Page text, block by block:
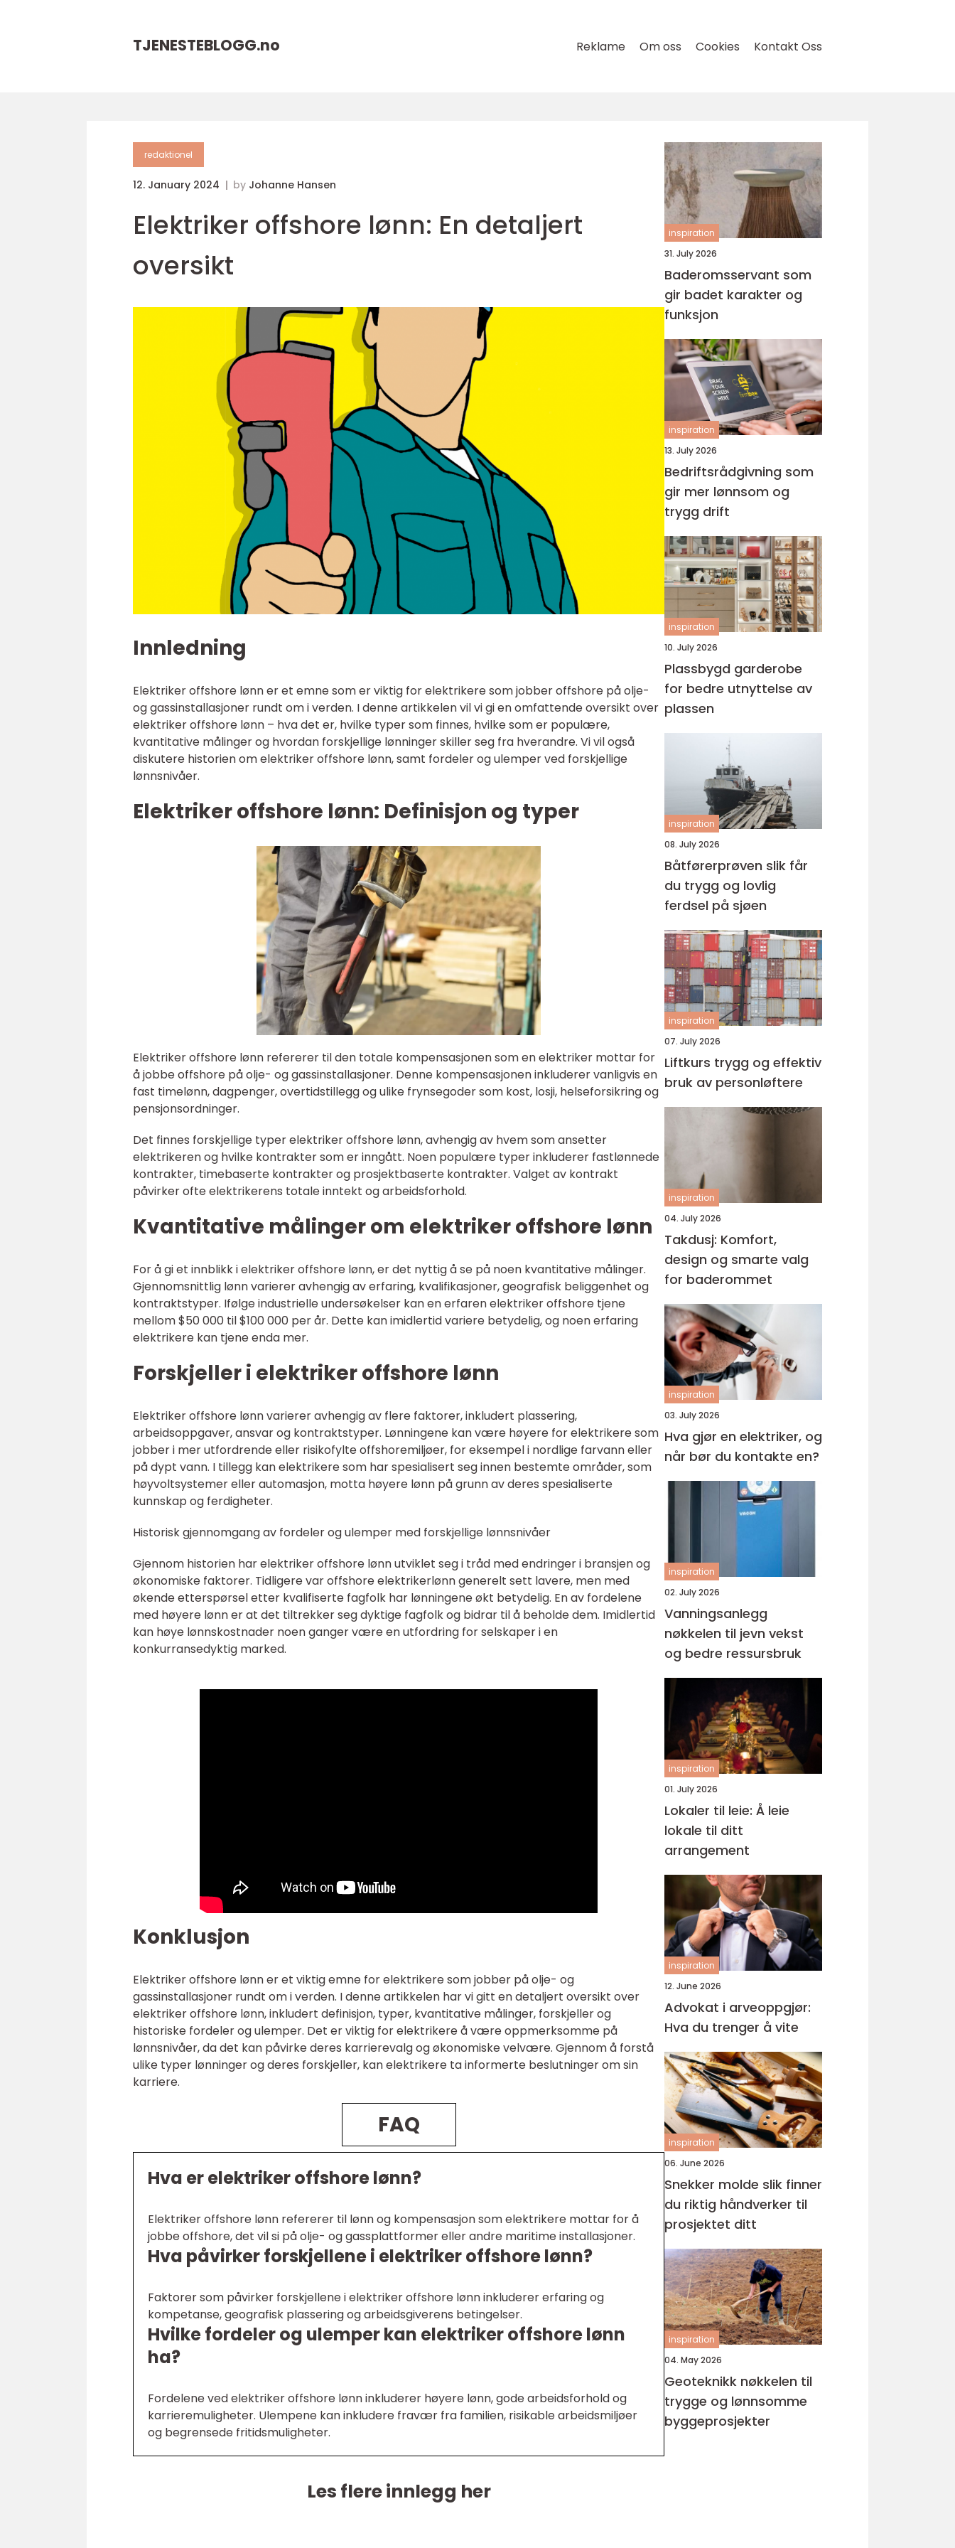
TJENESTEBLOGG.no Reklame Om oss Cookies Kontakt Oss
redaktionel
12. January 2024 by Johanne Hansen
Elektriker offshore lønn: En detaljert
oversikt
Innledning
Elektriker offshore lønn er et emne som er viktig for elektrikere som jobber offshore på olje-
og gassinstallasjoner rundt om i verden. I denne artikkelen vil vi gi en omfattende oversikt over
elektriker offshore lønn – hva det er, hvilke typer som finnes, hvilke som er populære,
kvantitative målinger og hvordan forskjellige lønninger skiller seg fra hverandre. Vi vil også
diskutere historien om elektriker offshore lønn, samt fordeler og ulemper ved forskjellige
lønnsnivåer.
Elektriker offshore lønn: Definisjon og typer
Elektriker offshore lønn refererer til den totale kompensasjonen som en elektriker mottar for
å jobbe offshore på olje- og gassinstallasjoner. Denne kompensasjonen inkluderer vanligvis en
fast timelønn, dagpenger, overtidstillegg og ulike frynsegoder som kost, losji, helseforsikring og
pensjonsordninger.
Det finnes forskjellige typer elektriker offshore lønn, avhengig av hvem som ansetter
elektrikeren og hvilke kontrakter som er inngått. Noen populære typer inkluderer fastlønnede
kontrakter, timebaserte kontrakter og prosjektbaserte kontrakter. Valget av kontrakt
påvirker ofte elektrikerens totale inntekt og arbeidsforhold.
Kvantitative målinger om elektriker offshore lønn
For å gi et innblikk i elektriker offshore lønn, er det nyttig å se på noen kvantitative målinger.
Gjennomsnittlig lønn varierer avhengig av erfaring, kvalifikasjoner, geografisk beliggenhet og
kontraktstyper. Ifølge industrielle undersøkelser kan en erfaren elektriker offshore tjene
mellom $50 000 til $100 000 per år. Dette kan imidlertid variere betydelig, og noen erfaring
elektrikere kan tjene enda mer.
Forskjeller i elektriker offshore lønn
Elektriker offshore lønn varierer avhengig av flere faktorer, inkludert plassering,
arbeidsoppgaver, ansvar og kontraktstyper. Lønningene kan være høyere for elektrikere som
jobber i mer utfordrende eller risikofylte offshoremiljøer, for eksempel i nordlige farvann eller
på dypt vann. I tillegg kan elektrikere som har spesialisert seg innen bestemte områder, som
høyvoltsystemer eller automasjon, motta høyere lønn på grunn av deres spesialiserte
kunnskap og ferdigheter.
Historisk gjennomgang av fordeler og ulemper med forskjellige lønnsnivåer
Gjennom historien har elektriker offshore lønn utviklet seg i tråd med endringer i bransjen og
økonomiske faktorer. Tidligere var offshore elektrikerlønn generelt sett lavere, men med
økende etterspørsel etter kvalifiserte fagfolk har lønningene økt betydelig. En av fordelene
med høyere lønn er at det tiltrekker seg dyktige fagfolk og bidrar til å beholde dem. Imidlertid
kan høye lønnskostnader noen ganger være en utfordring for selskaper i en
konkurransedyktig marked.
Konklusjon
Elektriker offshore lønn er et viktig emne for elektrikere som jobber på olje- og
gassinstallasjoner rundt om i verden. I denne artikkelen har vi gitt en detaljert oversikt over
elektriker offshore lønn, inkludert definisjon, typer, kvantitative målinger, forskjeller og
historiske fordeler og ulemper. Det er viktig for elektrikere å være oppmerksomme på
lønnsnivåer, da det kan påvirke deres karrierevalg og økonomiske velvære. Gjennom å forstå
ulike typer lønninger og deres forskjeller, kan elektrikere ta informerte beslutninger om sin
karriere.
FAQ
Hva er elektriker offshore lønn?
Elektriker offshore lønn refererer til lønn og kompensasjon som elektrikere mottar for å
jobbe offshore, det vil si på olje- og gassplattformer eller andre maritime installasjoner.
Hva påvirker forskjellene i elektriker offshore lønn?
Faktorer som påvirker forskjellene i elektriker offshore lønn inkluderer erfaring og
kompetanse, geografisk plassering og arbeidsgiverens betingelser.
Hvilke fordeler og ulemper kan elektriker offshore lønn
ha?
Fordelene ved elektriker offshore lønn inkluderer høyere lønn, gode arbeidsforhold og
karrieremuligheter. Ulempene kan inkludere fravær fra familien, risikable arbeidsmiljøer
og begrensede fritidsmuligheter.
Les flere innlegg her
inspiration
31. July 2026
Baderomsservant som
gir badet karakter og
funksjon
inspiration
13. July 2026
Bedriftsrådgivning som
gir mer lønnsom og
trygg drift
inspiration
10. July 2026
Plassbygd garderobe
for bedre utnyttelse av
plassen
inspiration
08. July 2026
Båtførerprøven slik får
du trygg og lovlig
ferdsel på sjøen
inspiration
07. July 2026
Liftkurs trygg og effektiv
bruk av personløftere
inspiration
04. July 2026
Takdusj: Komfort,
design og smarte valg
for baderommet
inspiration
03. July 2026
Hva gjør en elektriker, og
når bør du kontakte en?
inspiration
02. July 2026
Vanningsanlegg
nøkkelen til jevn vekst
og bedre ressursbruk
inspiration
01. July 2026
Lokaler til leie: Å leie
lokale til ditt
arrangement
inspiration
12. June 2026
Advokat i arveoppgjør:
Hva du trenger å vite
inspiration
06. June 2026
Snekker molde slik finner
du riktig håndverker til
prosjektet ditt
inspiration
04. May 2026
Geoteknikk nøkkelen til
trygge og lønnsomme
byggeprosjekter